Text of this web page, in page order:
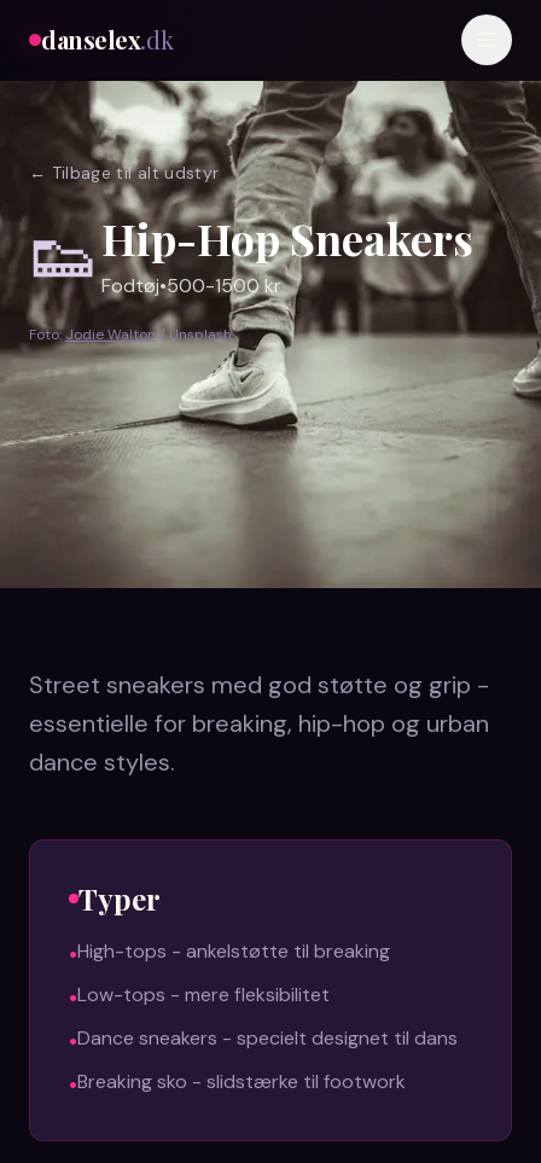
danselex.dk
← Tilbage til alt udstyr
👟Hip-Hop Sneakers
Fodtøj•500-1500 kr
Foto: Jodie Walton/ Unsplash
Street sneakers med god støtte og grip -
essentielle for breaking, hip-hop og urban
dance styles.
Typer
•High-tops - ankelstøtte til breaking
•Low-tops - mere fleksibilitet
•Dance sneakers - specielt designet til dans
•Breaking sko - slidstærke til footwork